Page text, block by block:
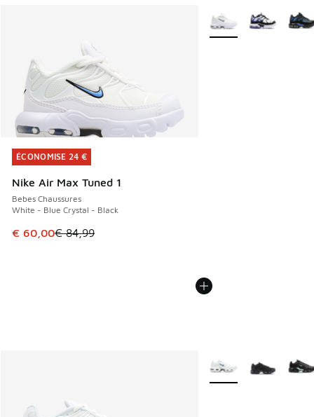
ÉCONOMISE 24 €
Nike Air Max Tuned 1
Bebes Chaussures
White - Blue Crystal - Black
Cet article est en promotion. Prix en baisse de € 84,99 à
€ 60,00€ 84,99
ÉCONOMISE 24 €
Plus de couleurs
Plus de couleurs